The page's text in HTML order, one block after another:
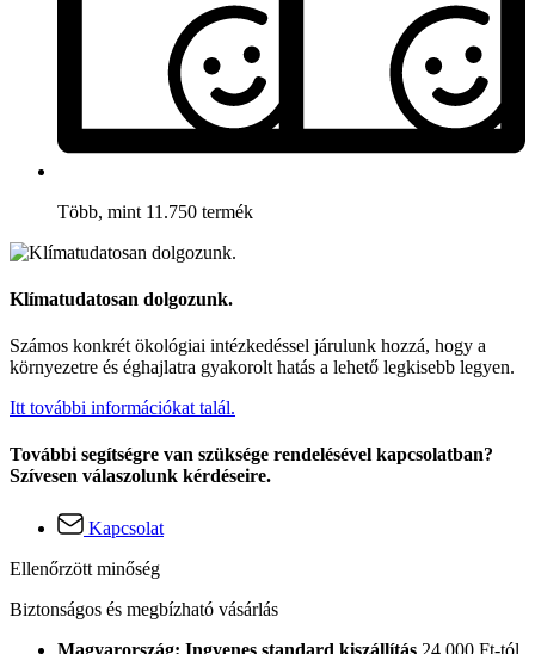
Több, mint 11.750 termék
Klímatudatosan dolgozunk.
Számos konkrét ökológiai intézkedéssel járulunk hozzá, hogy a
környezetre és éghajlatra gyakorolt hatás a lehető legkisebb legyen.
Itt további információkat talál.
További segítségre van szüksége rendelésével kapcsolatban?
Szívesen válaszolunk kérdéseire.
Kapcsolat
Ellenőrzött minőség
Biztonságos és megbízható vásárlás
Magyarország: Ingyenes standard kiszállítás 24.000 Ft-tól